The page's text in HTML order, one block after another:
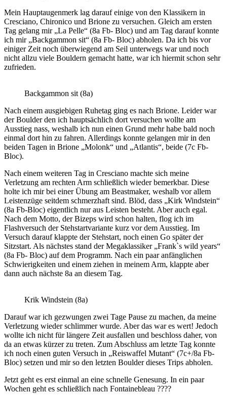
Mein Hauptaugenmerk lag darauf einige von den Klassikern in
Cresciano, Chironico und Brione zu versuchen. Gleich am ersten
Tag gelang mir „La Pelle“ (8a Fb- Bloc) und am Tag darauf konnte
ich mir „Backgammon sit“ (8a Fb- Bloc) abholen. Da ich bis vor
einiger Zeit noch überwiegend am Seil unterwegs war und noch
nicht allzu viele Bouldern gemacht hatte, war ich hiermit schon sehr
zufrieden.
Backgammon sit (8a)
Nach einem ausgiebigen Ruhetag ging es nach Brione. Leider war
der Boulder den ich hauptsächlich dort versuchen wollte am
Ausstieg nass, weshalb ich nun einen Grund mehr habe bald noch
einmal dort hin zu fahren. Allerdings konnte gelangen mir in den
beiden Tagen in Brione „Molonk“ und „Atlantis“, beide (7c Fb-
Bloc).
Nach einem weiteren Tag in Cresciano machte sich meine
Verletzung am rechten Arm schließlich wieder bemerkbar. Diese
holte ich mir bei einer Übung am Beastmaker, weshalb vor allem
Leistenzüge seitdem schmerzhaft sind. Blöd, dass „Kirk Windstein“
(8a Fb-Bloc) eigentlich nur aus Leisten besteht. Aber auch egal.
Nach dem Motto, der Bizeps wird schon halten, flog ich im
Flashversuch der Stehstartvariante kurz vor dem Ausstieg. Im
Versuch darauf klappte der Stehstart, noch einen Go später der
Sitzstart. Als nächstes stand der Megaklassiker „Frank`s wild years“
(8a Fb- Bloc) auf dem Programm. Nach ein paar anfänglichen
Schwierigkeiten und einem ziehen in meinem Arm, klappte aber
dann auch nächste 8a an diesem Tag.
Krik Windstein (8a)
Darauf war ich gezwungen zwei Tage Pause zu machen, da meine
Verletzung wieder schlimmer wurde. Aber das war es wert! Jedoch
wollte ich nicht für längere Zeit ausfallen und beschloss daher, von
da an etwas kürzer zu treten. Zum Abschluss am letzte Tag konnte
ich noch einen guten Versuch in „Reiswaffel Mutant“ (7c+/8a Fb-
Bloc) setzen und mir so den letzten Boulder dieses Trips abholen.
Jetzt geht es erst einmal an eine schnelle Genesung. In ein paar
Wochen geht es schließlich nach Fontainebleau ????